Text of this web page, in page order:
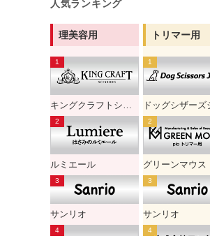
人気ランキング
理美容用
キングクラフトシザー
ルミエール
サンリオ
トリマー用
グリーンマウス
サンリオ